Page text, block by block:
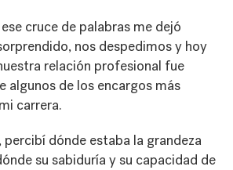
cruce de palabras me dejó
nos despedimos y hoy
relación profesional fue
algunos de los encargos más
carrera.
percibí dónde estaba la grandeza
su sabiduría y su capacidad de